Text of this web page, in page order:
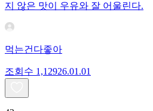
지 않은 맛이 우유와 잘 어울린다.
먹는건다좋아
조회수 1,12926.01.01